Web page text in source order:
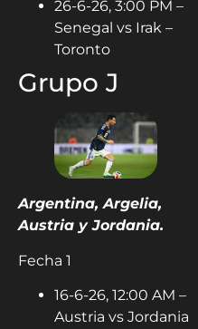
26-6-26, 3:00 PM –
Senegal vs Irak –
Toronto
Grupo J
Argentina, Argelia,
Austria y Jordania.
Fecha 1
16-6-26, 12:00 AM –
Austria vs Jordania